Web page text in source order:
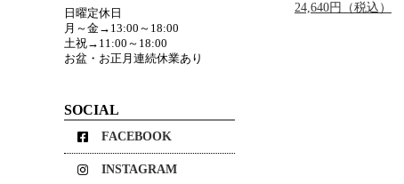
24,640円（税込）
日曜定休日
月～金→13:00～18:00
土祝→11:00～18:00
お盆・お正月連続休業あり
SOCIAL
FACEBOOK
INSTAGRAM